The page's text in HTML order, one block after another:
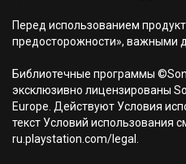
Перед использованием
предосторожности», важными
Библиотечные программы
эксклюзивно лицензированы
Europe. Действуют Условия
текст Условий использования
ru.playstation.com/legal.